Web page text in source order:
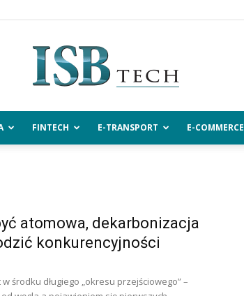
ISBtech.pl
FINTECH E-TRANSPORT E-COMMERCE
atomowa, dekarbonizacja
konkurencyjności
środku długiego „okresu przejściowego” –